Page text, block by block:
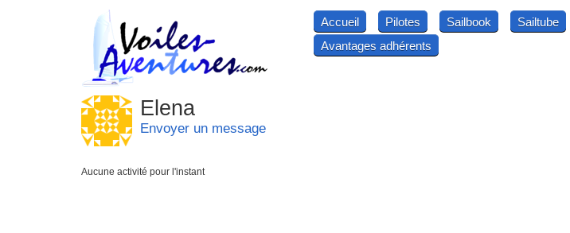
Accueil Pilotes Sailbook Sailtube
Avantages adhérents
Elena
Envoyer un message
Aucune activité pour l'instant